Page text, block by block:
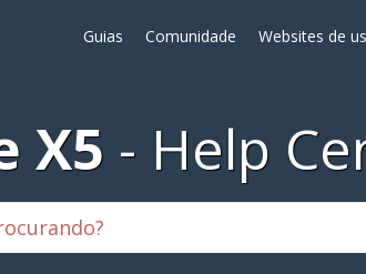
Guias Comunidade Websites de
X5 Help